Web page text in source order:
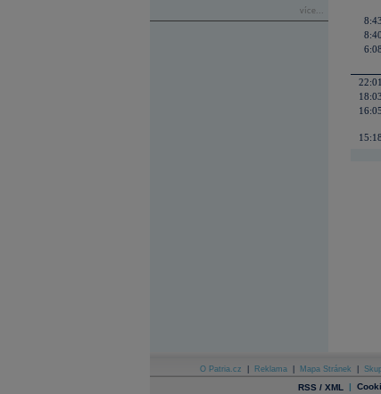
více...
8:43
8:40
6:08
22:01
18:03
16:05
15:18
O Patria.cz Reklama Mapa Stránek
RSS / XML |